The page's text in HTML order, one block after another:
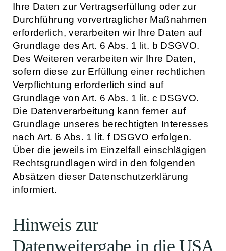
Ihre Daten zur Vertragserfüllung oder zur
Durchführung vorvertraglicher Maßnahmen
erforderlich, verarbeiten wir Ihre Daten auf
Grundlage des Art. 6 Abs. 1 lit. b DSGVO.
Des Weiteren verarbeiten wir Ihre Daten,
sofern diese zur Erfüllung einer rechtlichen
Verpflichtung erforderlich sind auf
Grundlage von Art. 6 Abs. 1 lit. c DSGVO.
Die Datenverarbeitung kann ferner auf
Grundlage unseres berechtigten Interesses
nach Art. 6 Abs. 1 lit. f DSGVO erfolgen.
Über die jeweils im Einzelfall einschlägigen
Rechtsgrundlagen wird in den folgenden
Absätzen dieser Datenschutzerklärung
informiert.
Hinweis zur
Datenweitergabe in die USA